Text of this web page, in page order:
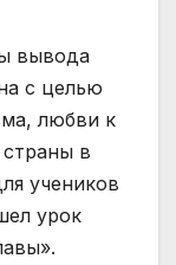
вывода
с целью
любви к
в
учеников
урок